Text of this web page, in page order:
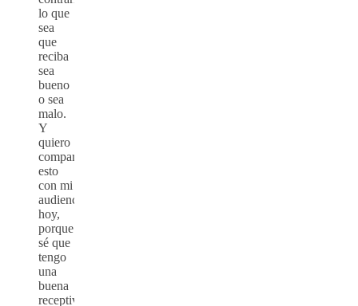
lo que
sea
que
reciba
sea
bueno
o sea
malo.
Y
quiero
compartir
esto
con mi
audiencia
hoy,
porque
sé que
tengo
una
buena
receptividad